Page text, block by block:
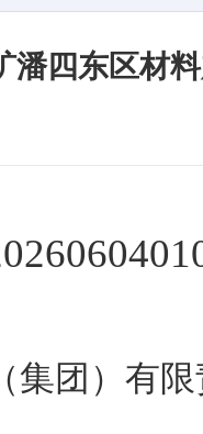
潘四东区材
集团）有